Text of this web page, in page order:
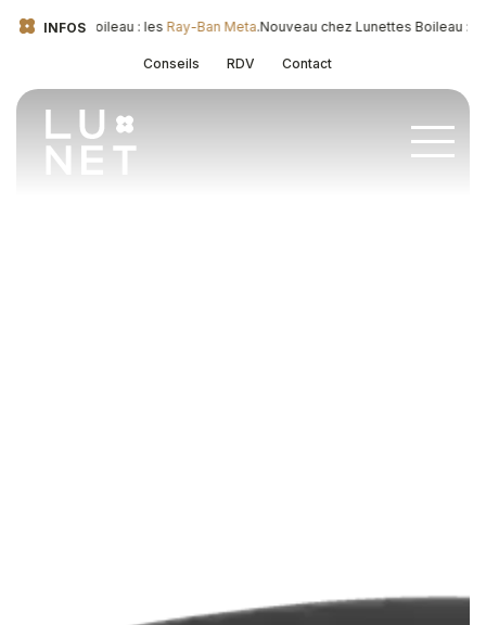
INFOS
Lunettes Boileau : lesRay-Ban Meta.Nouveau chez Lunettes Boileau : les
Conseils RDV Contact